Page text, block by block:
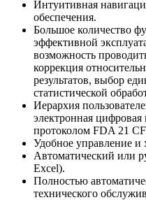
Интуитивная
обеспечения.
Большое количество
эффективной
возможность
коррекция
результатов, выбор
статистической
Иерархия
электронная цифровая
протоколом FDA 21
Удобное управление и
Автоматический или
Excel).
Полностью
технического